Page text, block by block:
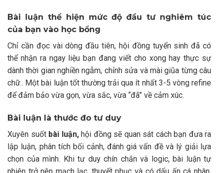
Bài luận thể hiện mức độ đầu tư nghiêm túc
của bạn vào học bổng
Chỉ cần đọc vài dòng đầu tiên, hội đồng tuyển sinh đã có
thể nhận ra ngay liệu bạn đang viết cho xong hay thực sự
dành thời gian nghiền ngẫm, chỉnh sửa và mài giũa từng câu
chữ.. Một bài luận tốt thường trải qua ít nhất 3-5 vòng refine
để đảm bảo vừa gọn, vừa sắc, vừa “đã” về cảm xúc.
Bài luận là thước đo tư duy
Xuyên suốt bài luận,hội đồng sẽ quan sát cách bạn đưa ra
lập luận, phân tích bối cảnh, đánh giá vấn đề và lý giải lựa
chọn của mình. Khi tư duy chín chắn và logic, bài luận tự